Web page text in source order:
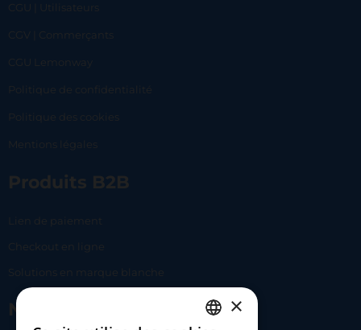
CGU | Utilisateurs
CGV | Commerçants
CGU Lemonway
Politique de confidentialité
Politique des cookies
Mentions légales
Produits B2B
Lien de paiement
Checkout en ligne
Solutions en marque blanche
Nous contacter ×